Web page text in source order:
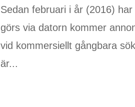
Sedan februari i år (2016)
görs via datorn kommer
vid kommersiellt gångbara
är...